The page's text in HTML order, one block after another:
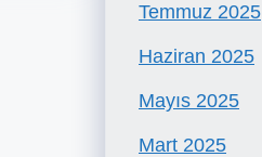
Temmuz 2025
Haziran 2025
Mayıs 2025
Mart 2025